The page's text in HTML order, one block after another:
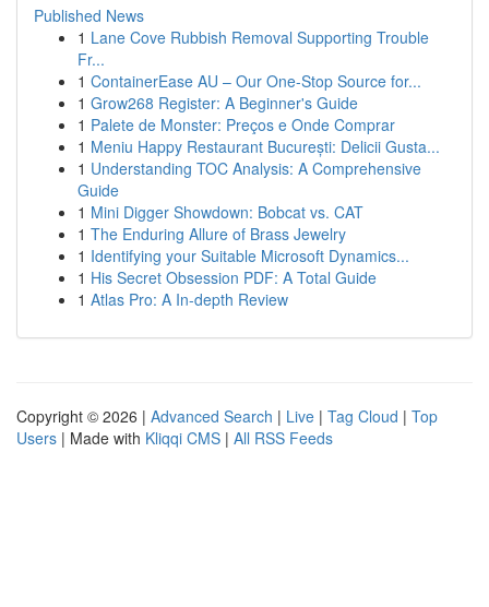
Published News
1 Lane Cove Rubbish Removal Supporting Trouble
Fr...
1 ContainerEase AU – Our One-Stop Source for...
1 Grow268 Register: A Beginner's Guide
1 Palete de Monster: Preços e Onde Comprar
1 Meniu Happy Restaurant București: Delicii Gusta...
1 Understanding TOC Analysis: A Comprehensive
Guide
1 Mini Digger Showdown: Bobcat vs. CAT
1 The Enduring Allure of Brass Jewelry
1 Identifying your Suitable Microsoft Dynamics...
1 His Secret Obsession PDF: A Total Guide
1 Atlas Pro: A In-depth Review
Copyright © 2026 | Advanced Search | Live | Tag Cloud | Top
Users | Made with Kliqqi CMS | All RSS Feeds